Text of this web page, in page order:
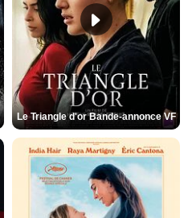
Le Triangle d'or Bande-annonce VF